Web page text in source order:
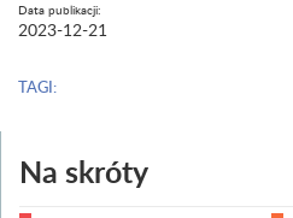
Data publikacji:
2023-12-21
TAGI:
Na skróty